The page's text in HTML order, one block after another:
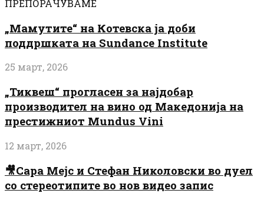
ПРЕПОРАЧУВАМЕ
„Мамутите“ на Котевска ја доби
поддршката на Sundance Institute
25 март, 2026
„Тиквеш“ прогласен за најдобар
производител на вино од Македонија на
престижниот Mundus Vini
12 март, 2026
🎥Сара Мејс и Стефан Николовски во дуел
со стереотипите во нов видео запис